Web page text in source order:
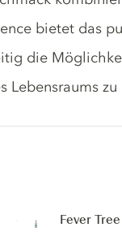
bietet das
die
Lebensraums zu
Fever